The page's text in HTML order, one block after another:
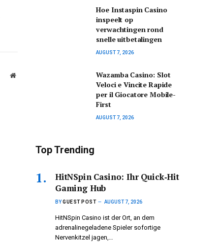
Website
Hoe Instaspin Casino
inspeelt op
verwachtingen rond
snelle uitbetalingen
AUGUST 7, 2026
Wazamba Casino: Slot
Veloci e Vincite Rapide
per il Giocatore Mobile-
First
AUGUST 7, 2026
Top Trending
HitNSpin Casino: Ihr Quick‑Hit
Gaming Hub
BYGUEST POST AUGUST 7, 2026
HitNSpin Casino ist der Ort, an dem
adrenalinegeladene Spieler sofortige
Nervenkitzel jagen,…